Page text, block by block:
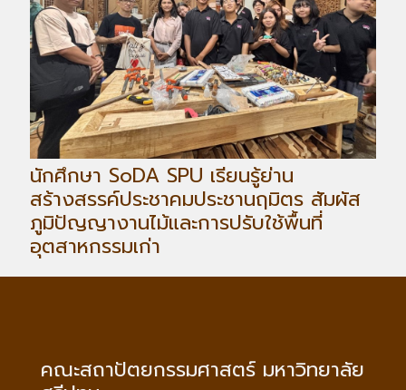
นักศึกษา SoDA SPU เรียนรู้ย่าน
สร้างสรรค์ประชาคมประชานฤมิตร สัมผัส
ภูมิปัญญางานไม้และการปรับใช้พื้นที่
อุตสาหกรรมเก่า
คณะสถาปัตยกรรมศาสตร์ มหาวิทยาลัย